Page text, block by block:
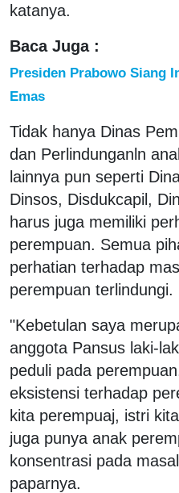
katanya.
Baca Juga :
Presiden Prabowo Siang
Emas
Tidak hanya Dinas
dan Perlindunganln
lainnya pun seperti
Dinsos, Disdukcapil,
harus juga memiliki
perempuan. Semua
perhatian terhadap
perempuan terlindungi.
"Kebetulan saya
anggota Pansus laki-
peduli pada
eksistensi terhadap
kita perempuaj, istri
juga punya anak
konsentrasi pada
paparnya.